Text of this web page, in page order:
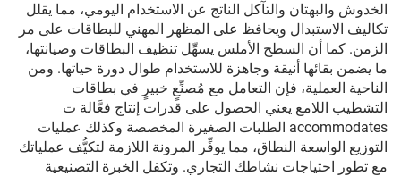
الخدوش والبهتان والتآكل الناتج عن الاستخدام اليومي، مما يقلل
تكاليف الاستبدال ويحافظ على المظهر المهني للبطاقات على مر
الزمن. كما أن السطح الأملس يسهِّل تنظيف البطاقات وصيانتها،
ما يضمن بقائها أنيقة وجاهزة للاستخدام طوال دورة حياتها. ومن
الناحية العملية، فإن التعامل مع مُصنِّعٍ خبيرٍ في بطاقات
التشطيب اللامع يعني الحصول على قدرات إنتاج فعَّالة ت
accommodates الطلبات الصغيرة المخصصة وكذلك عمليات
التوزيع الواسعة النطاق، مما يوفِّر المرونة اللازمة لتكيُّف عملياتك
مع تطور احتياجات نشاطك التجاري. وتكفل الخبرة التصنيعية